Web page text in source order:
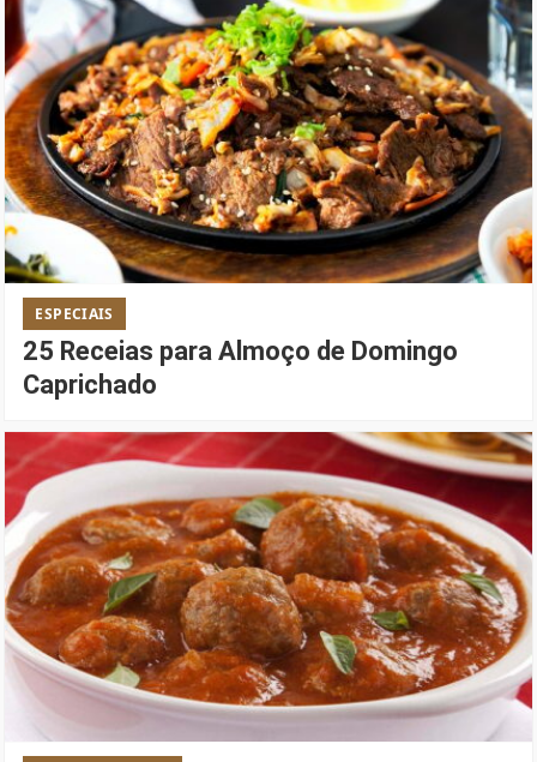
ESPECIAIS
25 Receias para Almoço de Domingo
Caprichado